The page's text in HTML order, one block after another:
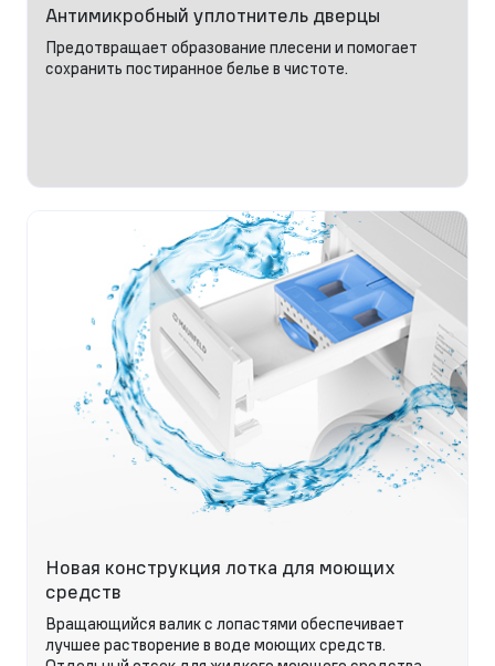
Антимикробный уплотнитель дверцы
Предотвращает образование плесени и помогает
сохранить постиранное белье в чистоте.
Новая конструкция лотка для моющих
средств
Вращающийся валик с лопастями обеспечивает
лучшее растворение в воде моющих средств.